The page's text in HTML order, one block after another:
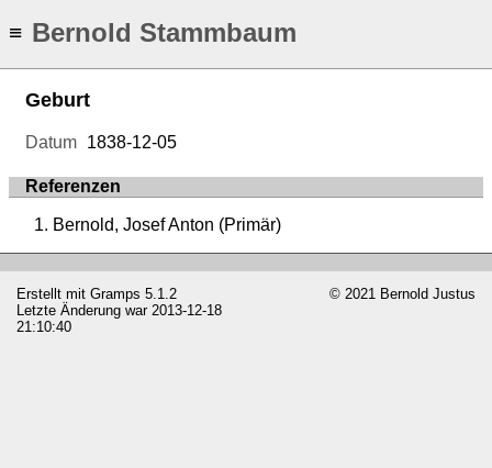
≡ Bernold Stammbaum
Geburt
Datum 1838-12-05
Referenzen
Bernold, Josef Anton (Primär)
Erstellt mit Gramps 5.1.2
Letzte Änderung war 2013-12-18
21:10:40
© 2021 Bernold Justus